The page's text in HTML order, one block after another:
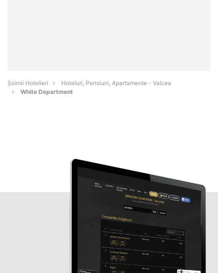
Șoimii Hotelieri
Hoteluri, Pensiuni, Apartamente - Valcea
White Department